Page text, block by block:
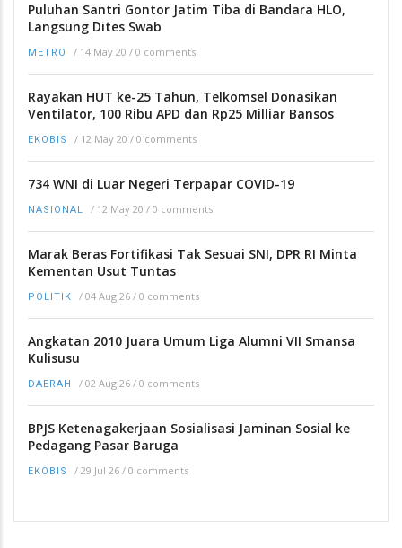
Puluhan Santri Gontor Jatim Tiba di Bandara HLO,
Langsung Dites Swab
METRO / 14 May 20 / 0 comments
Rayakan HUT ke-25 Tahun, Telkomsel Donasikan
Ventilator, 100 Ribu APD dan Rp25 Milliar Bansos
EKOBIS / 12 May 20 / 0 comments
734 WNI di Luar Negeri Terpapar COVID-19
NASIONAL / 12 May 20 / 0 comments
Marak Beras Fortifikasi Tak Sesuai SNI, DPR RI Minta
Kementan Usut Tuntas
POLITIK / 04 Aug 26 / 0 comments
Angkatan 2010 Juara Umum Liga Alumni VII Smansa
Kulisusu
DAERAH / 02 Aug 26 / 0 comments
BPJS Ketenagakerjaan Sosialisasi Jaminan Sosial ke
Pedagang Pasar Baruga
EKOBIS / 29 Jul 26 / 0 comments